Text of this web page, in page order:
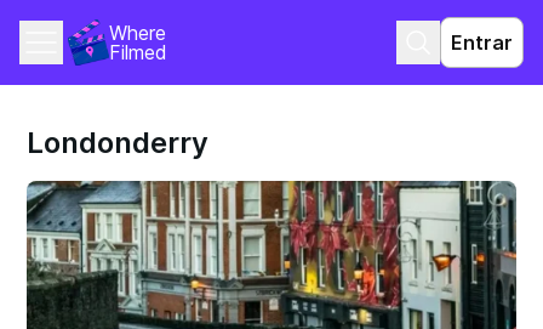
Where
Filmed
Entrar
Londonderry